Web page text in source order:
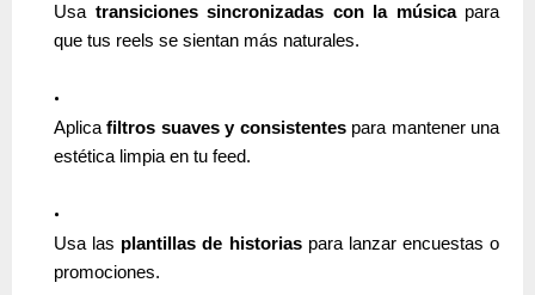
Usa transiciones sincronizadas con la músicapara
que tus reels se sientan más naturales.
Aplicafiltros suaves y consistentespara mantener una
estética limpia en tu feed.
Usa las plantillas de historiaspara lanzar encuestas o
promociones.